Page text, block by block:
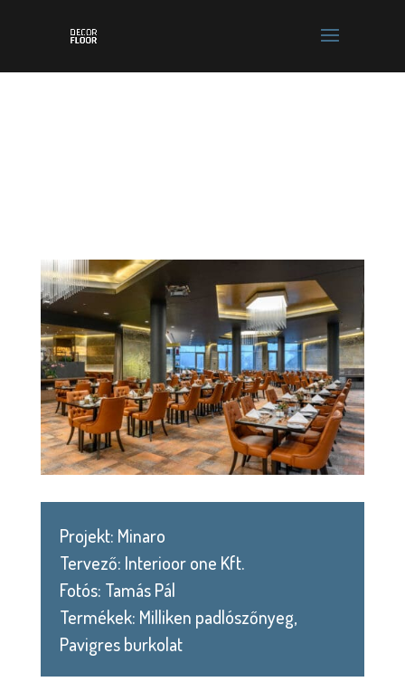
Projekt: Minaro
Tervező: Interioor one Kft.
Fotós: Tamás Pál
Termékek: Milliken padlószőnyeg,
Pavigres burkolat